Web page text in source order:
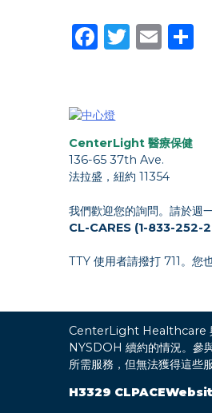
Facebook
Twitter
CenterLight 醫療保健
136-65 37th Ave.
法拉盛，紐約 11354
我們歡迎您的詢問。請於
CL-CARES (1-833-252-
TTY 使用者請撥打 711。
CenterLight Healthcare
NYSDOH 續約的情況。參
所需服務，但無法獲得這些
H3329